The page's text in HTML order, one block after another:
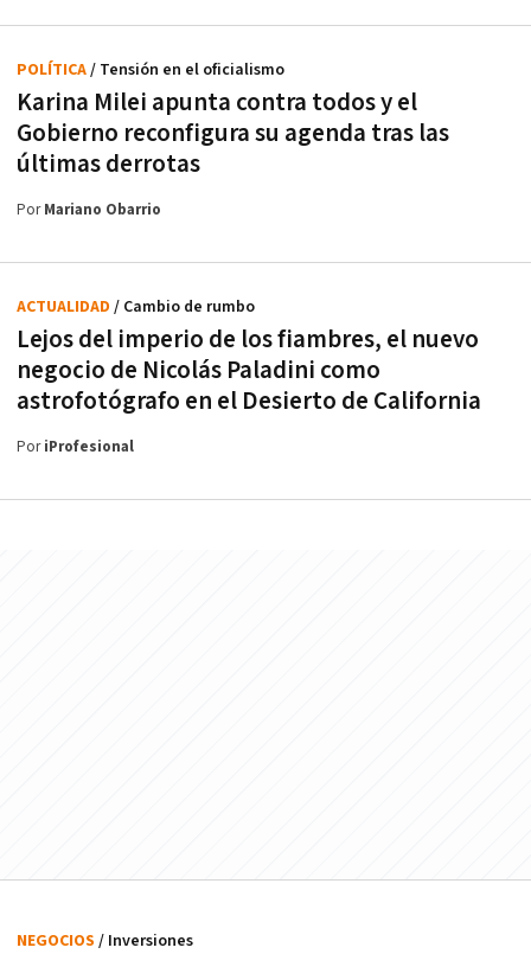
Karina Milei apunta contra todos y el
Gobierno reconfigura su agenda tras las
últimas derrotas
POLÍTICA/ Tensión en el oficialismo
PorMariano Obarrio
Lejos del imperio de los fiambres, el nuevo
negocio de Nicolás Paladini como
astrofotógrafo en el Desierto de California
ACTUALIDAD / Cambio de rumbo
PoriProfesional
NEGOCIOS / Inversiones